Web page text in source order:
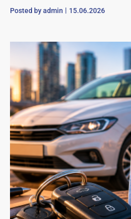
Posted byadmin 15.06.2026